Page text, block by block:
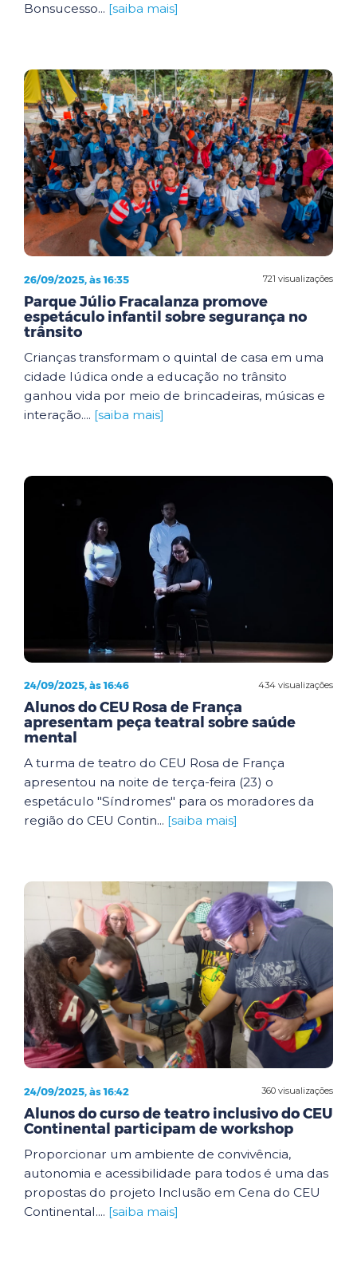
Bonsucesso... [saiba mais]
721 visualizações
26/09/2025, às 16:35
Parque Júlio Fracalanza promove
espetáculo infantil sobre segurança no
trânsito
Crianças transformam o quintal de casa em uma
cidade lúdica onde a educação no trânsito
ganhou vida por meio de brincadeiras, músicas e
interação.... [saiba mais]
434 visualizações
24/09/2025, às 16:46
Alunos do CEU Rosa de França
apresentam peça teatral sobre saúde
mental
A turma de teatro do CEU Rosa de França
apresentou na noite de terça-feira (23) o
espetáculo "Síndromes" para os moradores da
região do CEU Contin... [saiba mais]
360 visualizações
24/09/2025, às 16:42
Alunos do curso de teatro inclusivo do CEU
Continental participam de workshop
Proporcionar um ambiente de convivência,
autonomia e acessibilidade para todos é uma das
propostas do projeto Inclusão em Cena do CEU
Continental.... [saiba mais]